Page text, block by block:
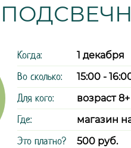
Когда: 1 декабря
Во сколько: 15:00 -
Для кого: возраст 8+
Где: магазин
Это платно? 500 руб.